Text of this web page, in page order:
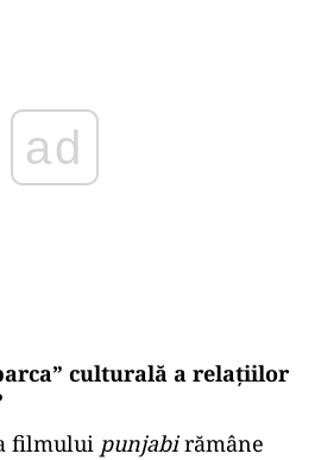
ad
culturală a relațiilor
filmului punjabirămâne